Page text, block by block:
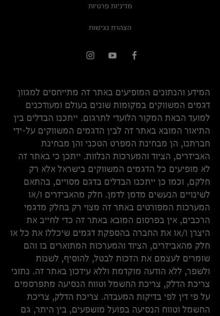
מדיניות פרטיות
הצהרת נגישות
המידע והנתונים המופיעים באתר זה מתייחסים למגוון
דגמים המשווקים במקומות שונים בעולם ומעודכנים
למועד הבאת המקור הלועדי לתרגום. ייתכנו הבדלים בין
התיאור המובא באתר זה לבין הדגמים המשווקים על-ידי
חברתנו, הן מבחינת המפרט הטכני והן מבחינת
האביזרים, הציוד והמערכות הנלוות. ייתכן כי באתר זה
לא מופיעים כל הדגמים המשווקים בישראל אלא רק
חלקם, וכמו כן ייתכנו הבדלים בדגם מסויים, בהתאם
לשינויים הנעשים מדמן לדמן. חלק מהאביזרים ו/או
המערכות המפורטים באתר זה מצוי רק בחלק מדגמי
הרכבים, אין בפרסום המובא באתר זה כדי לחייב את
היצרן ו/או את החברה בהספקת דגמים שיכללו את כל או
חלק מהאביזרים, הציוד והמערכות המתוארים בו והם
שומרים לעצמם את הזכות לבטל, להוסיף, לשנות
ולשפר, ללא הודעה מוקדמת וללא עידכון באתר זה. נתוני
צריכת הדלק, צריכת החשמל וטווח הנסיעה מתפרסמים
על פי דין לפי בדיקות המעבדה. צריכת הדלק, צריכת
החשמל וטווח הנסיעה בפועל מושפעים, בין היתר, גם